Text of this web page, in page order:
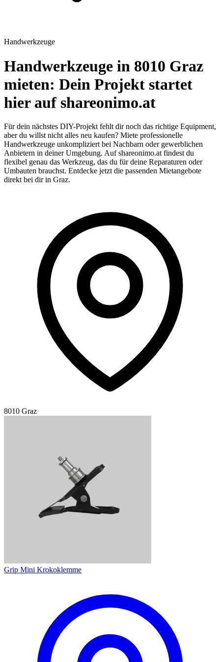
Handwerkzeuge
Handwerkzeuge in 8010 Graz
mieten: Dein Projekt startet
hier auf shareonimo.at
Für dein nächstes DIY-Projekt fehlt dir noch das richtige Equipment,
aber du willst nicht alles neu kaufen? Miete professionelle
Handwerkzeuge unkompliziert bei Nachbarn oder gewerblichen
Anbietern in deiner Umgebung. Auf shareonimo.at findest du
flexibel genau das Werkzeug, das du für deine Reparaturen oder
Umbauten brauchst. Entdecke jetzt die passenden Mietangebote
direkt bei dir in Graz.
8010 Graz
Grip Mini Krokoklemme